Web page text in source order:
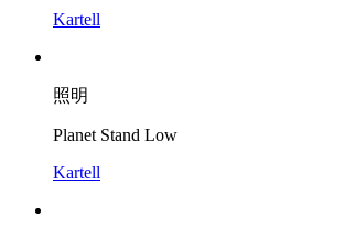
Kartell
照明
Planet Stand Low
Kartell